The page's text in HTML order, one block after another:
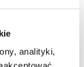
analityki,